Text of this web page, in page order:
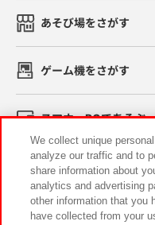
あそび場をさがす
ゲーム機をさがす
スマホ・PCであそぶ
イベント・キャンペー
We collect unique
analyze our traffic and to
share information about
analytics and advertising
other information that you
have collected from your